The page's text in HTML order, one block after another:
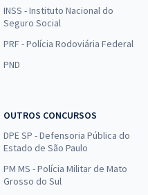
INSS - Instituto Nacional do
Seguro Social
PRF - Polícia Rodoviária Federal
PND
OUTROS CONCURSOS
DPE SP - Defensoria Pública do
Estado de São Paulo
PM MS - Polícia Militar de Mato
Grosso do Sul